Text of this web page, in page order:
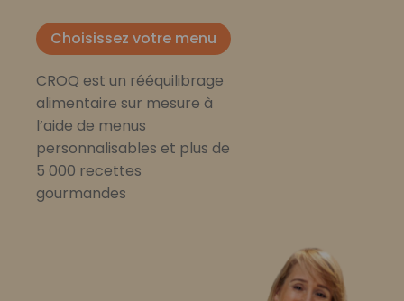
Choisissez votre menu
CROQ est un rééquilibrage
alimentaire sur mesure à
l’aide de menus
personnalisables et plus de
5 000 recettes
gourmandes